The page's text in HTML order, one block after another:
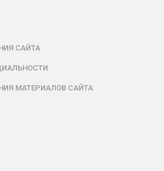
САЙТА
МАТЕРИАЛОВ САЙТА